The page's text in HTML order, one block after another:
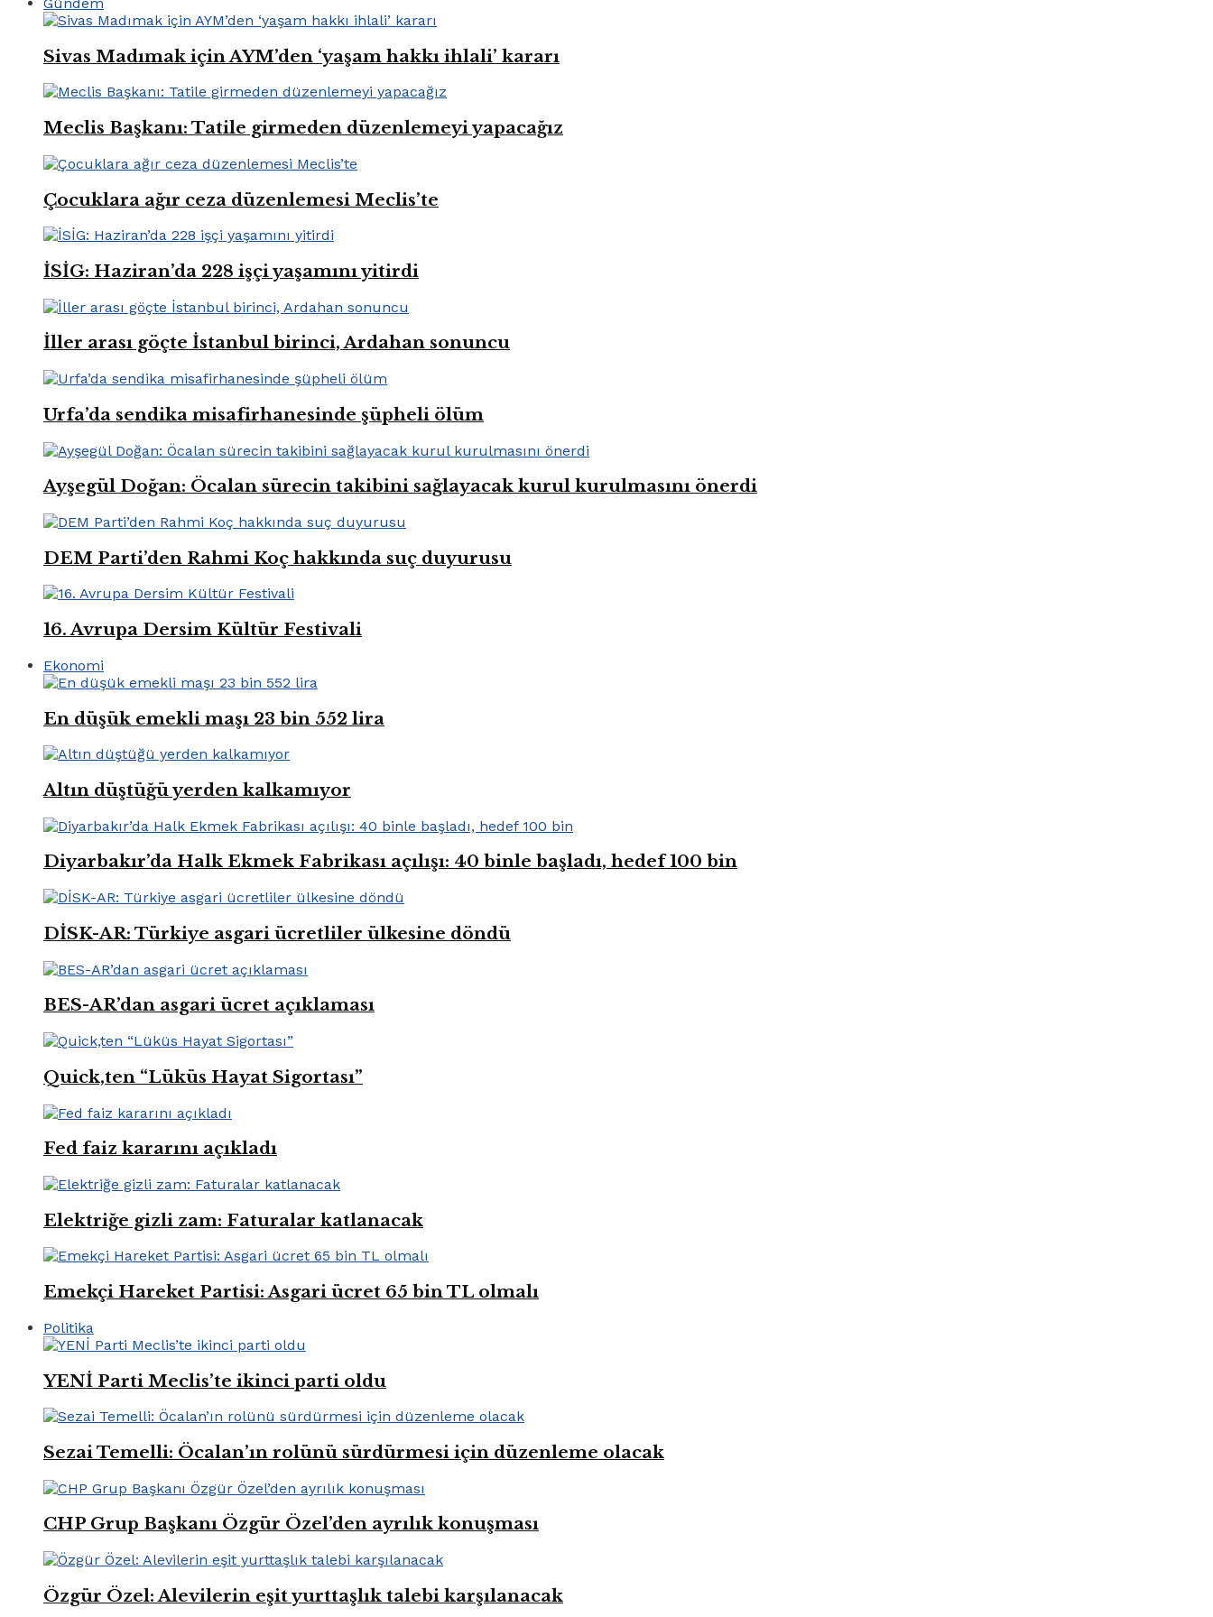
Sivas Madımak için AYM’den ‘yaşam hakkı ihlali’ kararı
Meclis Başkanı: Tatile girmeden düzenlemeyi yapacağız
Çocuklara ağır ceza düzenlemesi Meclis’te
İSİG: Haziran’da 228 işçi yaşamını yitirdi
İller arası göçte İstanbul birinci, Ardahan sonuncu
Urfa’da sendika misafirhanesinde şüpheli ölüm
Ayşegül Doğan: Öcalan sürecin takibini sağlayacak kurul kurulmasını önerdi
DEM Parti’den Rahmi Koç hakkında suç duyurusu
16. Avrupa Dersim Kültür Festivali
Ekonomi
En düşük emekli maşı 23 bin 552 lira
Altın düştüğü yerden kalkamıyor
Diyarbakır’da Halk Ekmek Fabrikası açılışı: 40 binle başladı, hedef 100 bin
DİSK-AR: Türkiye asgari ücretliler ülkesine döndü
BES-AR’dan asgari ücret açıklaması
Quick,ten “Lüküs Hayat Sigortası”
Fed faiz kararını açıkladı
Elektriğe gizli zam: Faturalar katlanacak
Emekçi Hareket Partisi: Asgari ücret 65 bin TL olmalı
Politika
YENİ Parti Meclis’te ikinci parti oldu
Sezai Temelli: Öcalan’ın rolünü sürdürmesi için düzenleme olacak
CHP Grup Başkanı Özgür Özel’den ayrılık konuşması
Özgür Özel: Alevilerin eşit yurttaşlık talebi karşılanacak